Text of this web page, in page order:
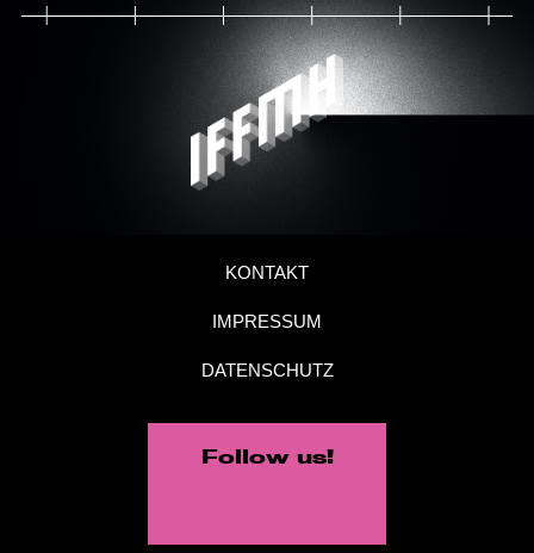
KONTAKT
IMPRESSUM
DATENSCHUTZ
Follow us!